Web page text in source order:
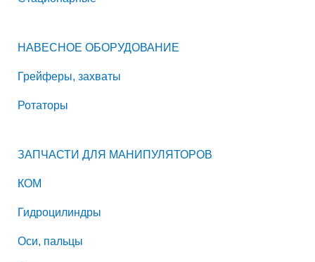
НАВЕСНОЕ ОБОРУДОВАНИЕ
Грейферы, захваты
Ротаторы
ЗАПЧАСТИ ДЛЯ МАНИПУЛЯТОРОВ
КОМ
Гидроцилиндры
Оси, пальцы